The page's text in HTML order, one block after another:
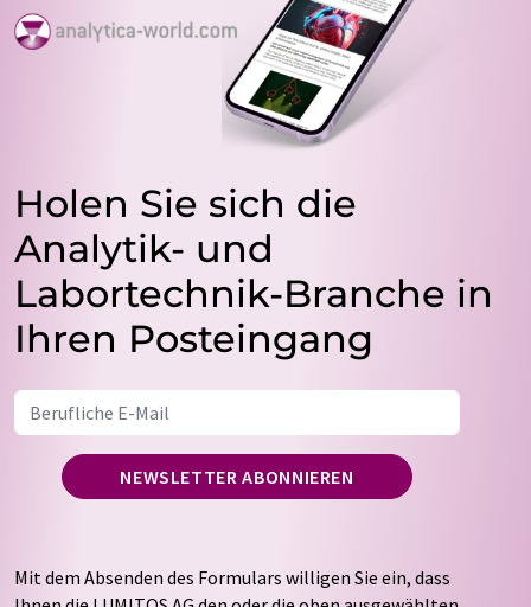
Holen Sie sich die
Analytik- und
Labortechnik-Branche in
Ihren Posteingang
NEWSLETTER ABONNIEREN
Mit dem Absenden des Formulars willigen Sie ein, dass